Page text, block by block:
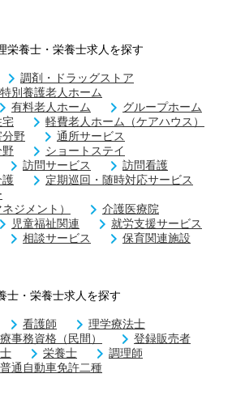
栄養士・栄養士求人を探す
調剤・ドラッグストア
特別養護老人ホーム
有料老人ホーム
グループホーム
宅
軽費老人ホーム（ケアハウス）
野
通所サービス
ショートステイ
訪問サービス
訪問看護
定期巡回・随時対応サービス
ジメント）
介護医療院
児童福祉関連
就労支援サービス
相談サービス
保育関連施設
士・栄養士求人を探す
看護師
理学療法士
事務資格（民間）
登録販売者
栄養士
調理師
普通自動車免許二種